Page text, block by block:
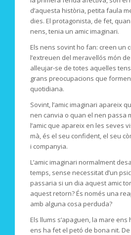
d’aquesta història, petita faula
dies. El protagonista, de fet,
nens, tenia un amic imaginari.
Els nens sovint ho fan: creen un
l’extreuen del meravellós món
alleujar-se de totes aquelles
grans preocupacions que
quotidiana.
Sovint, l’amic imaginari apareix
nen canvia o quan el nen passa
l’amic que apareix en les seves
mà, és el seu confident, el seu
i companyia.
L’amic imaginari normalment
temps, sense necessitat d’un
passaria si un dia aquest amic
aquest retorn? És només una
amb alguna cosa perduda?
Els llums s’apaguen, la mare
ens ha fet el petó de bona nit.